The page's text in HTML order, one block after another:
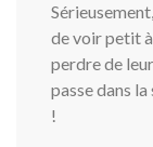
de voir petit
perdre de
passe dans
!